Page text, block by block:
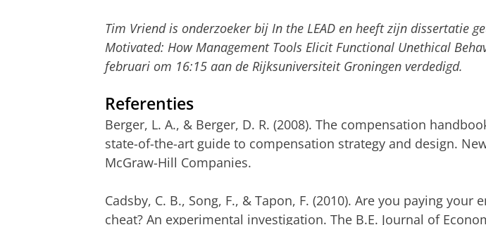
Tim Vriend is onderzoeker bij In the LEAD en heeft zijn dissertatie
Motivated: How Management Tools Elicit Functional Unethical
februari om 16:15 aan de Rijksuniversiteit Groningen verdedigd.
Referenties
Berger, L. A., & Berger, D. R. (2008). The compensation
state-of-the-art guide to compensation strategy and design.
McGraw-Hill Companies.
Cadsby, C. B., Song, F., & Tapon, F. (2010). Are you paying your
cheat? An experimental investigation. The B.E. Journal of